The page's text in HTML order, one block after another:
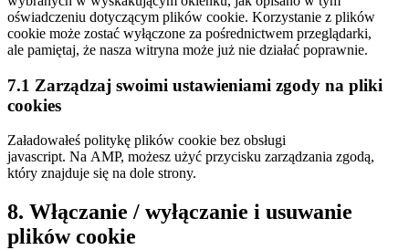
oświadczeniu dotyczącym plików cookie. Korzystanie z plików
cookie może zostać wyłączone za pośrednictwem przeglądarki,
ale pamiętaj, że nasza witryna może już nie działać poprawnie.
7.1 Zarządzaj swoimi ustawieniami zgody na pliki
cookies
Załadowałeś politykę plików cookie bez obsługi
javascript. Na AMP, możesz użyć przycisku zarządzania zgodą,
który znajduje się na dole strony.
8. Włączanie / wyłączanie i usuwanie
plików cookie